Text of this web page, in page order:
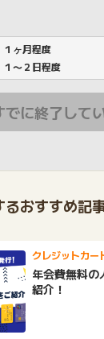
１ヶ月程度
１〜２日程度
でに終了して
るおすすめ記
クレジットカー
年会費無料の
紹介！